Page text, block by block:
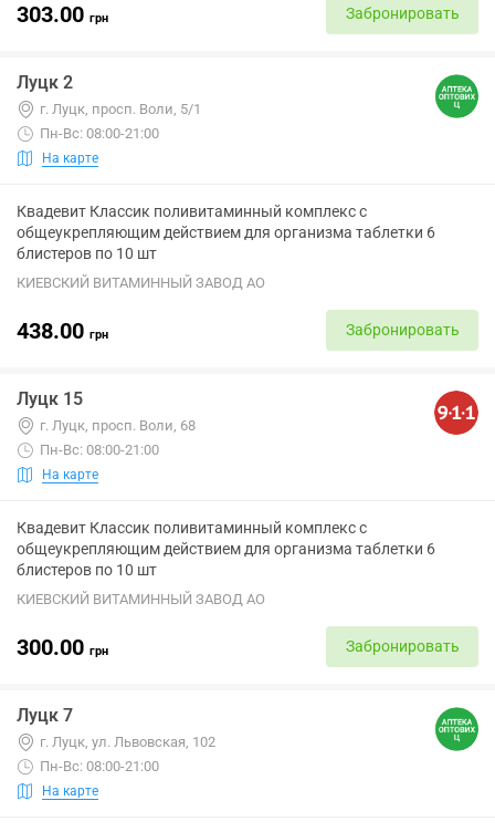
303.00 грн Забронировать
Луцк 2
г. Луцк, просп. Воли, 5/1
Пн-Вс: 08:00-21:00
На карте
Квадевит Классик поливитаминный комплекс с
общеукрепляющим действием для организма таблетки 6
блистеров по 10 шт
КИЕВСКИЙ ВИТАМИННЫЙ ЗАВОД АО
438.00 грн Забронировать
Луцк 15
г. Луцк, просп. Воли, 68
Пн-Вс: 08:00-21:00
На карте
Квадевит Классик поливитаминный комплекс с
общеукрепляющим действием для организма таблетки 6
блистеров по 10 шт
КИЕВСКИЙ ВИТАМИННЫЙ ЗАВОД АО
300.00 грн Забронировать
Луцк 7
г. Луцк, ул. Львовская, 102
Пн-Вс: 08:00-21:00
На карте